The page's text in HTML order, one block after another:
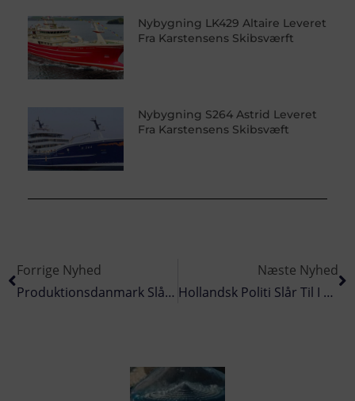
Nybygning LK429 Altaire Leveret
Fra Karstensens Skibsværft
Nybygning S264 Astrid Leveret
Fra Karstensens Skibsvæft
Forrige Nyhed
Produktionsdanmark Slår Igen : Storstrejke På Vej
Næste Nyhed
Hollandsk Politi Slår Til I Kæmpe Aktion På Fiskeskibe Og Fiskeauktioner